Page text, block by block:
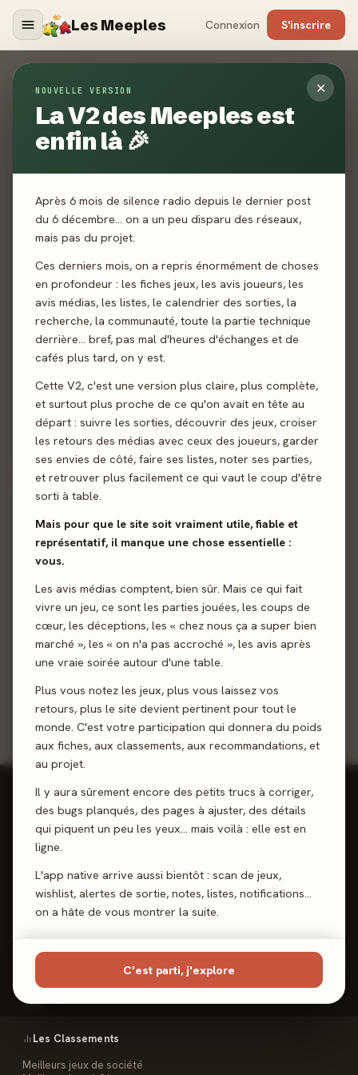
Les Meeples Connexion S'inscrire
✕
NOUVELLE VERSION
La V2 des Meeples est
enfin là 🎉
Après 6 mois de silence radio depuis le dernier post
du 6 décembre… on a un peu disparu des réseaux,
mais pas du projet.
Ces derniers mois, on a repris énormément de choses
en profondeur : les fiches jeux, les avis joueurs, les
avis médias, les listes, le calendrier des sorties, la
recherche, la communauté, toute la partie technique
derrière… bref, pas mal d'heures d'échanges et de
cafés plus tard, on y est.
Cette V2, c'est une version plus claire, plus complète,
et surtout plus proche de ce qu'on avait en tête au
départ : suivre les sorties, découvrir des jeux, croiser
les retours des médias avec ceux des joueurs, garder
ses envies de côté, faire ses listes, noter ses parties,
et retrouver plus facilement ce qui vaut le coup d'être
sorti à table.
Mais pour que le site soit vraiment utile, fiable et
représentatif, il manque une chose essentielle :
vous.
Les avis médias comptent, bien sûr. Mais ce qui fait
vivre un jeu, ce sont les parties jouées, les coups de
cœur, les déceptions, les « chez nous ça a super bien
marché », les « on n'a pas accroché », les avis après
une vraie soirée autour d'une table.
Plus vous notez les jeux, plus vous laissez vos
retours, plus le site devient pertinent pour tout le
monde. C'est votre participation qui donnera du poids
aux fiches, aux classements, aux recommandations, et
au projet.
Il y aura sûrement encore des petits trucs à corriger,
des bugs planqués, des pages à ajuster, des détails
qui piquent un peu les yeux… mais voilà : elle est en
ligne.
L'app native arrive aussi bientôt : scan de jeux,
wishlist, alertes de sortie, notes, listes, notifications…
on a hâte de vous montrer la suite.
C'est parti, j'explore
Contact
ACCUEIL CONTACT
toute autre demande ? Envoyez-nous un mail, nous vous
répondrons dans les plus brefs délais.
Envoyer
Reviews, Avis & Tendances
Jeux de Société
Les Meeples
Contact
FAQ
Les Classements
Meilleurs jeux de société